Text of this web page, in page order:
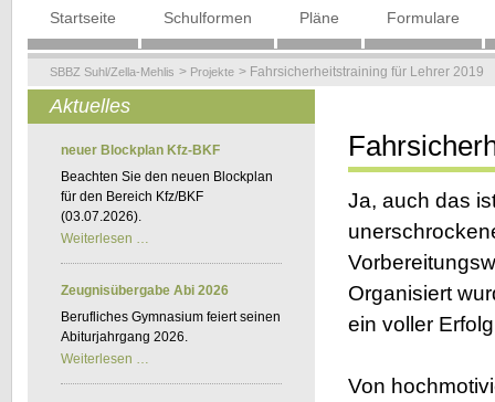
Navigation
Startseite Schulformen Pläne Formulare
SBBZ Suhl/Zella-Mehlis Projekte Fahrsicherheitstraining für Lehrer 2019
Ja, auch das
Organisiert
ein voller
Von
Aktuelles
neuer Blockplan Kfz-BKF
Beachten Sie den neuen Blockplan
für den Bereich Kfz/BKF
(03.07.2026).
Weiterlesen …
Kfz-
BKF
Zeugnisübergabe Abi 2026
Berufliches Gymnasium feiert seinen
Abiturjahrgang 2026.
Weiterlesen …
2026